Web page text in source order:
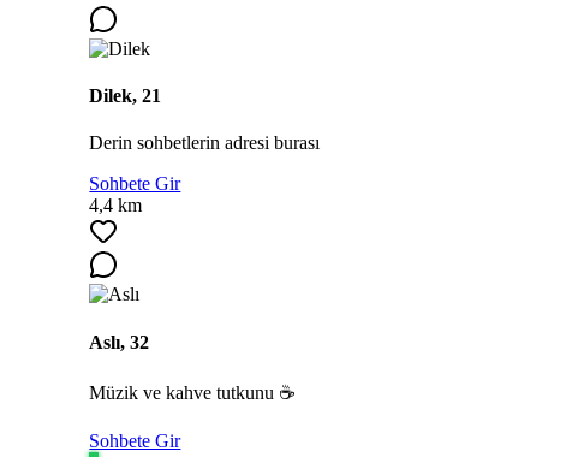
Dilek, 21
Derin sohbetlerin adresi burası
Sohbete Gir
4,4 km
Aslı, 32
Müzik ve kahve tutkunu ☕
Sohbete Gir